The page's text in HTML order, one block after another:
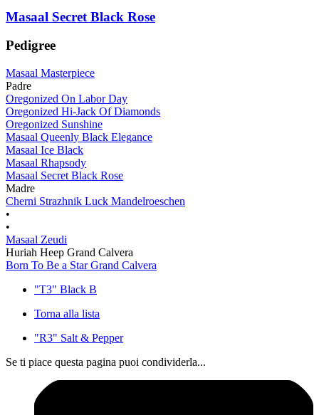
Masaal Secret Black Rose
Pedigree
Masaal Masterpiece
Padre
Oregonized On Labor Day
Oregonized Hi-Jack Of Diamonds
Oregonized Sunshine
Masaal Queenly Black Elegance
Masaal Ice Black
Masaal Rhapsody
Masaal Secret Black Rose
Madre
Cherni Strazhnik Luck Mandelroeschen
•
•
Masaal Zeudi
Huriah Heep Grand Calvera
Born To Be a Star Grand Calvera
"T3" Black B
Torna alla lista
"R3" Salt & Pepper
Se ti piace questa pagina puoi condividerla...